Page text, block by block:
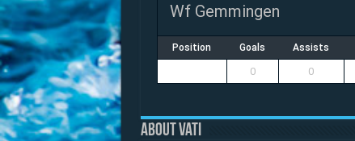
Wf Gemmingen
Position Goals Assists
0 0
About vati